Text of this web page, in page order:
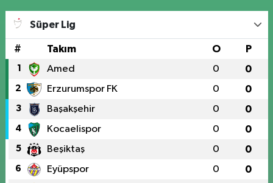
Süper Lig
# Takım O P
1 Amed 0 0
2 Erzurumspor FK 0 0
3 Başakşehir 0 0
4 Kocaelispor 0 0
5 Beşiktaş 0 0
6 Eyüpspor 0 0